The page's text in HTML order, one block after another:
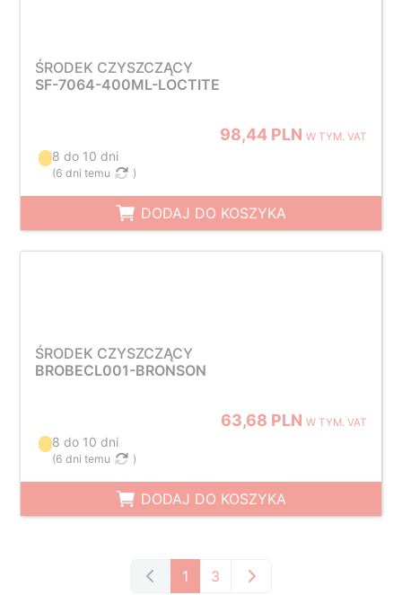
ŚRODEK CZYSZCZĄCY
SF-7064-400ML-LOCTITE
98,44 PLNW TYM. VAT
8 do 10 dni
(6 dni temu )
DODAJ DO KOSZYKA
ŚRODEK CZYSZCZĄCY
BROBECL001-BRONSON
63,68 PLNW TYM. VAT
8 do 10 dni
(6 dni temu )
DODAJ DO KOSZYKA
1 3